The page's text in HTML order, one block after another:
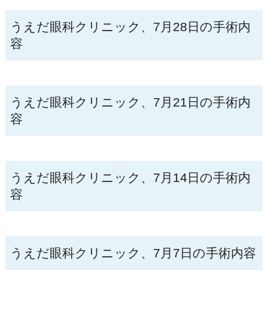
うえだ眼科クリニック、7月28日の手術内
容
うえだ眼科クリニック、7月21日の手術内
容
うえだ眼科クリニック、7月14日の手術内
容
うえだ眼科クリニック、7月7日の手術内容